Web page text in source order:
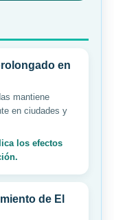
en
mantiene
en ciudades y
los efectos
de El